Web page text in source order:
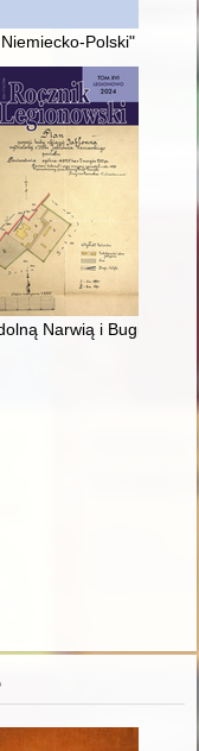
Polski" :
Kongresów
Narwią i Bugiem :
w Jabłecznej i jego